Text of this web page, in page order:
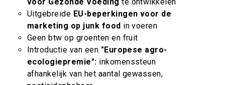
Uitgebreide EU-beperkingen voor de
marketing op junk food in voeren
Geen btw op groenten en fruit
Introductie van een "Europese agro-
ecologiepremie": inkomenssteun
afhankelijk van het aantal ­gewassen,